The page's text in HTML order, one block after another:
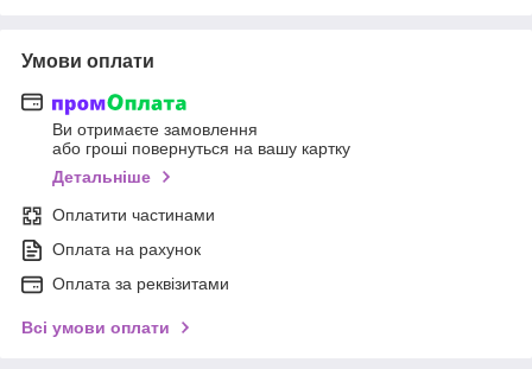
Умови оплати
Ви отримаєте замовлення
або гроші повернуться на вашу картку
Детальніше
Оплатити частинами
Оплата на рахунок
Оплата за реквізитами
Всі умови оплати